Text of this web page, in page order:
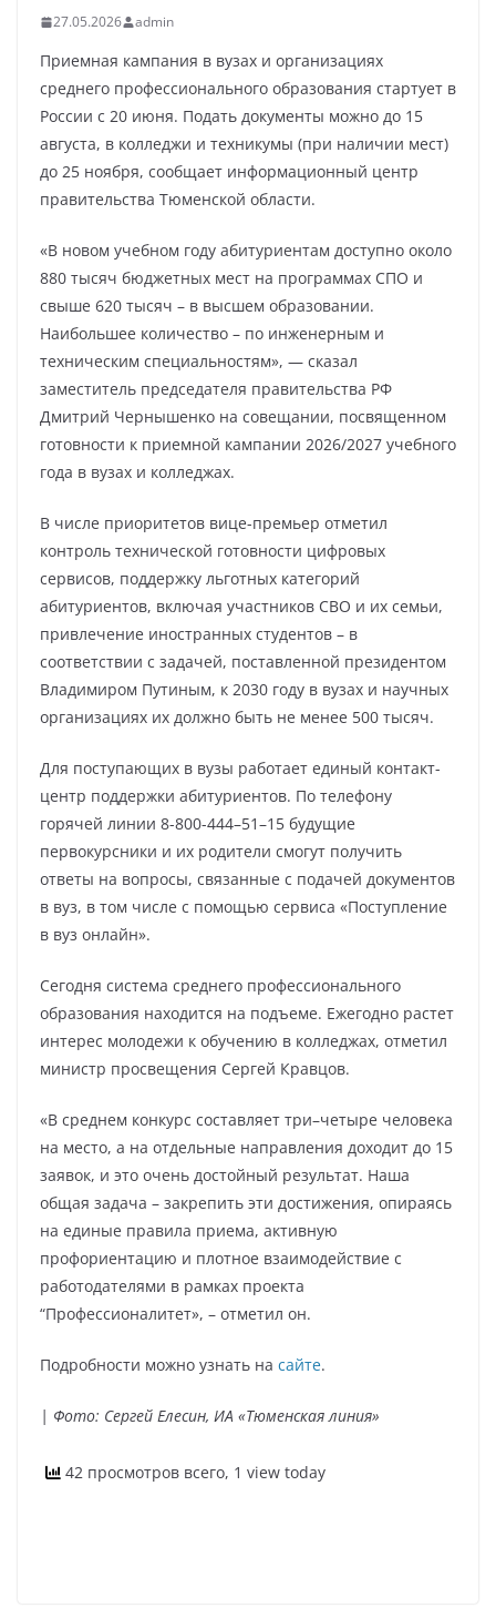
27.05.2026 admin
Приемная кампания в вузах и организациях
среднего профессионального образования стартует в
России с 20 июня. Подать документы можно до 15
августа, в колледжи и техникумы (при наличии мест)
до 25 ноября, сообщает информационный центр
правительства Тюменской области.
«В новом учебном году абитуриентам доступно около
880 тысяч бюджетных мест на программах СПО и
свыше 620 тысяч – в высшем образовании.
Наибольшее количество – по инженерным и
техническим специальностям», — сказал
заместитель председателя правительства РФ
Дмитрий Чернышенко на совещании, посвященном
готовности к приемной кампании 2026/2027 учебного
года в вузах и колледжах.
В числе приоритетов вице-премьер отметил
контроль технической готовности цифровых
сервисов, поддержку льготных категорий
абитуриентов, включая участников СВО и их семьи,
привлечение иностранных студентов – в
соответствии с задачей, поставленной президентом
Владимиром Путиным, к 2030 году в вузах и научных
организациях их должно быть не менее 500 тысяч.
Для поступающих в вузы работает единый контакт-
центр поддержки абитуриентов. По телефону
горячей линии 8-800-444–51–15 будущие
первокурсники и их родители смогут получить
ответы на вопросы, связанные с подачей документов
в вуз, в том числе с помощью сервиса «Поступление
в вуз онлайн».
Сегодня система среднего профессионального
образования находится на подъеме. Ежегодно растет
интерес молодежи к обучению в колледжах, отметил
министр просвещения Сергей Кравцов.
«В среднем конкурс составляет три–четыре человека
на место, а на отдельные направления доходит до 15
заявок, и это очень достойный результат. Наша
общая задача – закрепить эти достижения, опираясь
на единые правила приема, активную
профориентацию и плотное взаимодействие с
работодателями в рамках проекта
“Профессионалитет», – отметил он.
Подробности можно узнать на сайте.
| Фото: Сергей Елесин, ИА «Тюменская линия»
42 просмотров всего, 1 view today